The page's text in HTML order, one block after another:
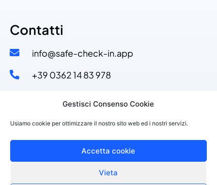
Gestisci Consenso Cookie
Usiamo cookie per ottimizzare il nostro sito web ed i nostri servizi.
Accetta cookie
Vieta
Contatti
info@safe-check-in.app
+39 0362 14 83 978​
Via Dante Alighieri, 4
20822 Seveso (MB)
©2021 PURPLESOFT S.R.L., P.IVA 10143150968